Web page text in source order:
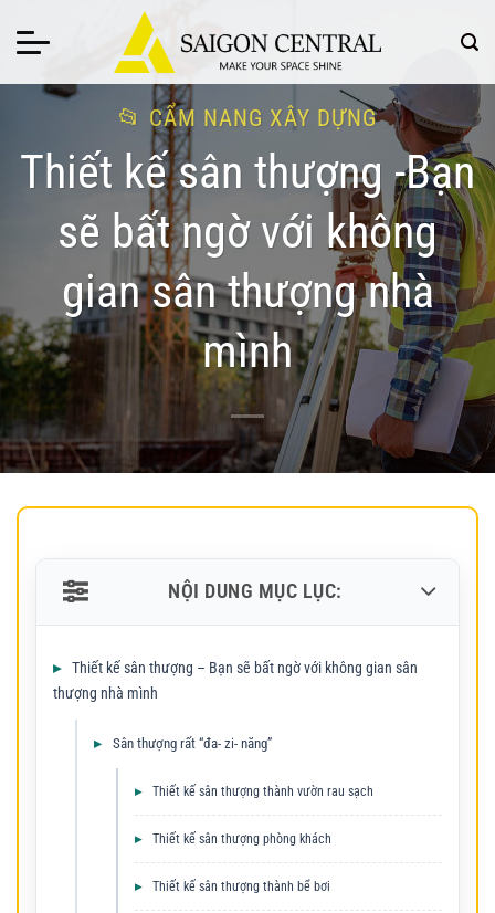
qua
CẨM NANG XÂY DỰNG
Thiết kế sân thượng -Bạn
sẽ bất ngờ với không
gian sân thượng nhà
mình
NỘI DUNG MỤC LỤC:
Thiết kế sân thượng – Bạn sẽ bất ngờ với không gian sân
thượng nhà mình
Sân thượng rất “đa- zi- năng”
Thiết kế sân thượng thành vườn rau sạch
Thiết kế sân thượng phòng khách
Thiết kế sân thượng thành bể bơi